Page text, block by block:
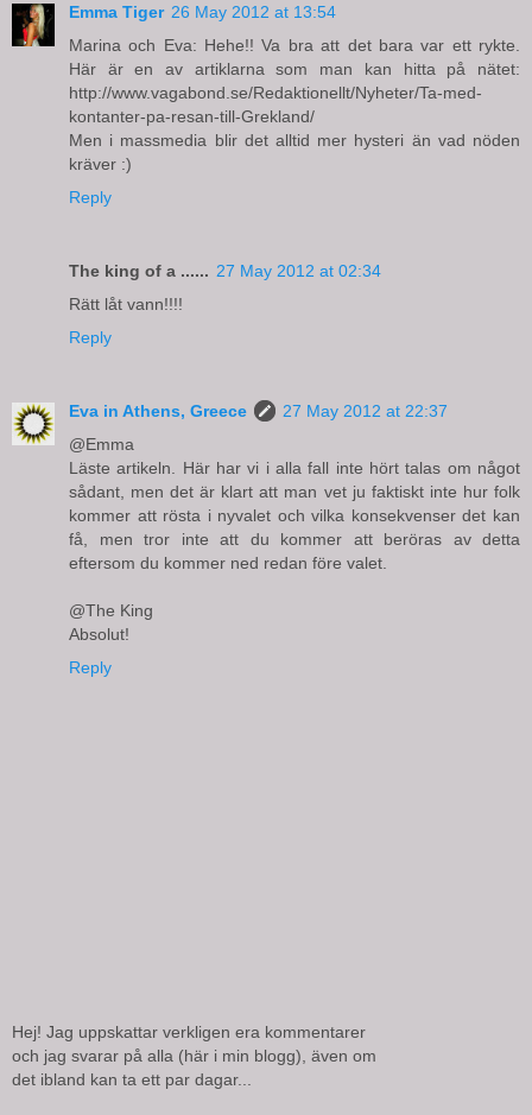
Emma Tiger 26 May 2012 at 13:54
Marina och Eva: Hehe!! Va bra att det bara var ett rykte.
Här är en av artiklarna som man kan hitta på nätet:
http://www.vagabond.se/Redaktionellt/Nyheter/Ta-med-
kontanter-pa-resan-till-Grekland/
Men i massmedia blir det alltid mer hysteri än vad nöden
kräver :)
Reply
The king of a ...... 27 May 2012 at 02:34
Rätt låt vann!!!!
Reply
Eva in Athens, Greece
27 May 2012 at 22:37
@Emma
Läste artikeln. Här har vi i alla fall inte hört talas om något
sådant, men det är klart att man vet ju faktiskt inte hur folk
kommer att rösta i nyvalet och vilka konsekvenser det kan
få, men tror inte att du kommer att beröras av detta
eftersom du kommer ned redan före valet.
@The King
Absolut!
Reply
Hej! Jag uppskattar verkligen era kommentarer
och jag svarar på alla (här i min blogg), även om
det ibland kan ta ett par dagar...